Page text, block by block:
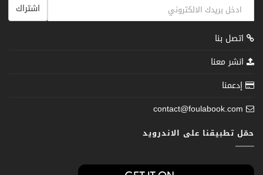
اشتراك
اتصل بنا
انشر معنا
إدعمنا
contact@foulabook.com
حمّل تطبيقنا على الاندرويد